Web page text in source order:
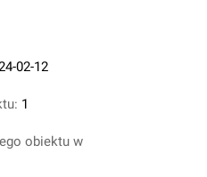
02-12
1
obiektu w